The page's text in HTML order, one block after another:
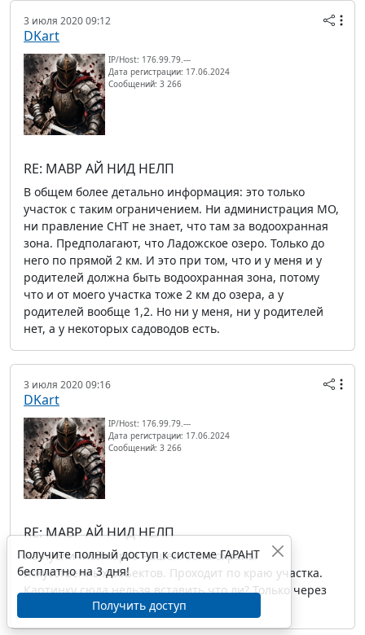
3 июля 2020 09:12
DKart
IP/Host: 176.99.79.---
Дата регистрации: 17.06.2024
Сообщений: 3 266
RE: МАВР АЙ НИД НЕЛП
В общем более детально информация: это только
участок с таким ограничением. Ни администрация МО,
ни правление СНТ не знает, что там за водоохранная
зона. Предполагают, что Ладожское озеро. Только до
него по прямой 2 км. И это при том, что и у меня и у
родителей должна быть водоохранная зона, потому
что и от моего участка тоже 2 км до озера, а у
родителей вообще 1,2. Но ни у меня, ни у родителей
нет, а у некоторых садоводов есть.
3 июля 2020 09:16
DKart
IP/Host: 176.99.79.---
Дата регистрации: 17.06.2024
Сообщений: 3 266
RE: МАВР АЙ НИД НЕЛП
На публичной карте нашел: зона охраны
искусственных объектов. Проходит по краю участка.
Картинку сюда нельзя вставить что ли? Только через
Получите полный доступ к системе ГАРАНТ
бесплатно на 3 дня!
Получить доступ